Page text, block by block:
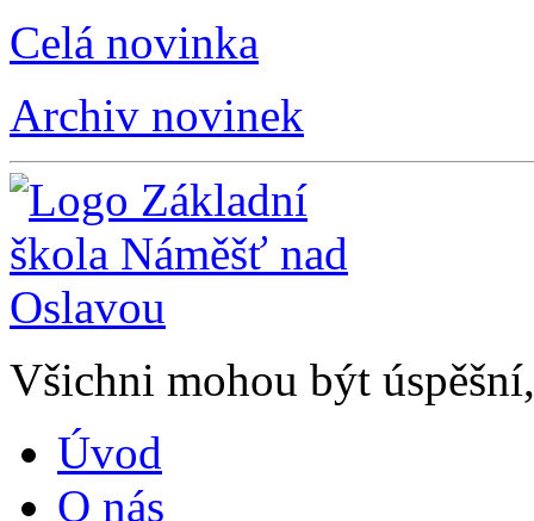
Celá novinka
Archiv novinek
Všichni mohou být
Úvod
O nás